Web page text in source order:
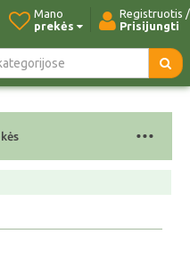
Registruotis /
Prisijungti
Mano
prekės
prekės Kontaktai
...